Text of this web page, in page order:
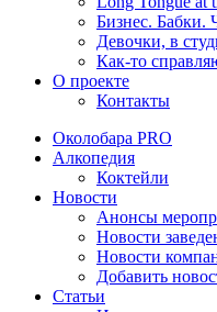
Бизнес. Бабки.
Девочки, в
Как-то
О проекте
Контакты
Околобара PRO
Алкопедия
Коктейли
Новости
Анонсы
Новости
Новости
Добавить
Статьи